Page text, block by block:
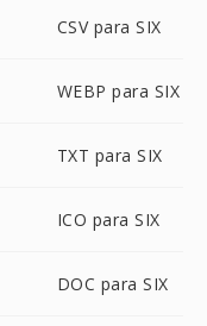
CSV para SIX
WEBP para SIX
TXT para SIX
ICO para SIX
DOC para SIX